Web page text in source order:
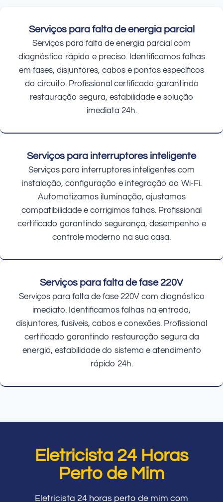
Serviços para falta de energia parcial
Serviços para falta de energia parcial com
diagnóstico rápido e preciso. Identificamos falhas
em fases, disjuntores, cabos e pontos específicos
do circuito. Profissional certificado garantindo
restauração segura, estabilidade e solução
imediata 24h.
Serviços para interruptores inteligente
Serviços para interruptores inteligentes com
instalação, configuração e integração ao Wi-Fi.
Automatizamos iluminação, ajustamos
compatibilidade e corrigimos falhas. Profissional
certificado garantindo segurança, desempenho e
controle moderno na sua casa.
Serviços para falta de fase 220V
Serviços para falta de fase 220V com diagnóstico
imediato. Identificamos falhas na entrada,
disjuntores, fusíveis, cabos e conexões. Profissional
certificado garantindo restauração segura da
energia, estabilidade do sistema e atendimento
rápido 24h.
Eletricista 24 Horas
Perto de Mim
Eletricista 24 horas perto de mim com